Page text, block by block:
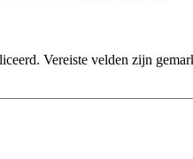
Vereiste velden zijn